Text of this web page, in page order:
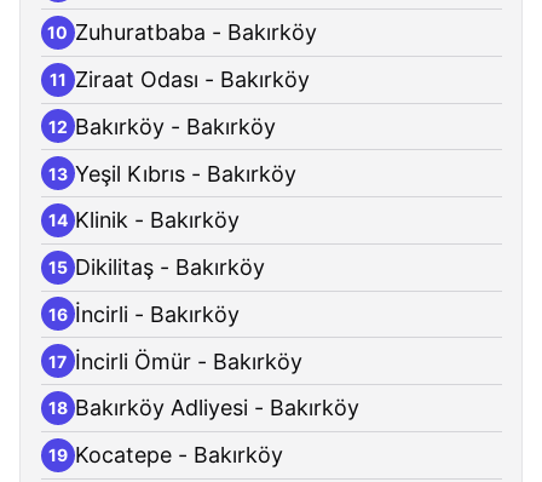
10 Zuhuratbaba - Bakırköy
11 Ziraat Odası - Bakırköy
12 Bakırköy - Bakırköy
13 Yeşil Kıbrıs - Bakırköy
14 Klinik - Bakırköy
15 Dikilitaş - Bakırköy
16 İncirli - Bakırköy
17 İncirli Ömür - Bakırköy
18 Bakırköy Adliyesi - Bakırköy
19 Kocatepe - Bakırköy